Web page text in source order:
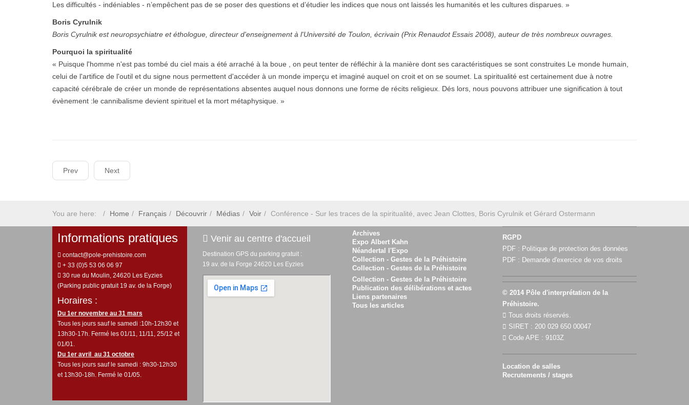
Les difficultés - indéniables - n’empêchent pas de se poser des questions et d’étudier les indices que nous ont laissés les humanités et les cultures disparues. »
Boris Cyrulnik
Boris Cyrulnik est neuropsychiatre et éthologue, directeur d'enseignement à l'Université de Toulon, écrivain (Prix Renaudot Essais 2008), auteur de très nombreux ouvrages.
Pourquoi la spiritualité
« Puisque l'homme n'est pas tombé du ciel mais a été arraché à la boue , on peut tenter de réfléchir à la manière dont ses caractéristiques se sont construites Le monde humain,
celui de l'artifice de l'outil et du signe nous permettent d'accéder à un monde imperçu et imaginé auquel on croit et on se soumet. La spiritualité est certainement due à notre
capacité cérébrale de créer un monde de représentations absentes auquel nous donnons une forme de récits religieux. Dés lors, nous pouvons attribuer une signification à tout
évènement :le cannibalisme devient spirituel et la mort métaphysique. »
Prev Next
You are here: Home Français Découvrir Médias Voir Conférence - Sur les traces de la spiritualité, avec Jean Clottes, Boris Cyrulnik et Gérard Ostermann
Informations pratiques
contact@pole-prehistoire.com
+ 33 (0)5 53 06 06 97
30 rue du Moulin, 24620 Les Eyzies
(Parking public gratuit 19 av. de la Forge)
Horaires :
Du 1er novembre au 31 mars
Tous les jours sauf le samedi :10h-12h30 et
13h30-17h. Fermé les 01/11, 11/11, 25/12 et
01/01.
Du 1er avril au 31 octobre
Tous les jours sauf le samedi : 9h30-12h30
et 13h30-18h. Fermé le 01/05.
Venir au centre d'accueil
Destination GPS du parking gratuit :
19 av. de la Forge 24620 Les Eyzies
Archives
Expo Albert Kahn
Néandertal l'Expo
Collection - Gestes de la Préhistoire
Collection - Gestes de la Préhistoire
Collection - Gestes de la Préhistoire
Publication des délibérations et actes
Liens partenaires
Tous les articles
RGPD
PDF : Politique de protection des données
PDF : Demande d'exercice de vos droits
© 2014 Pôle d'interprétation de la
Préhistoire.
Tous droits réservés.
SIRET : 200 029 650 00047
Code APE : 9103Z
Location de salles
Recrutements / stages